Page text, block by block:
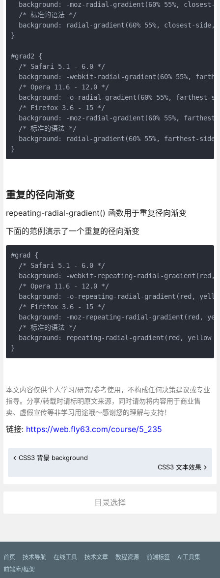
background : -moz- radial-gradient (60% 55%, closest-
/* 标准的语法 */
background : radial-gradient (60% 55%, closest-side,
}
#grad2 {
/* Safari 5.1 - 6.0 */
background : -webkit- radial-gradient (60% 55%,
/* Opera 11.6 - 12.0 */
background : -o- radial-gradient (60% 55%, farthest-
/* Firefox 3.6 - 15 */
background : -moz- radial-gradient (60% 55%, farthest
/* 标准的语法 */
background : radial-gradient (60% 55%, farthest-side
}
重复的径向渐变
repeating-radial-gradient() 函数用于重复径向渐变
下面的范例演示了一个重复的径向渐变
#grad
{
/* Safari 5.1 - 6.0 */
background : -webkit- repeating-radial-gradient ( red ,
/* Opera 11.6 - 12.0 */
background : -o- repeating-radial-gradient ( red ,
/* Firefox 3.6 - 15 */
background : -moz- repeating-radial-gradient ( red ,
/* 标准的语法 */
background : repeating-radial-gradient ( red , yellow
}
本文内容仅供个人学习/研究/参考使用，不构成任何决策建议或专业
指导。分享/转载时请标明原文来源，同时请勿将内容用于商业售
卖、虚假宣传等非学习用途哦～感谢您的理解与支持！
链接: https://web.fly63.com/course/5_235
CSS3 背景 background
CSS3 文本效果
目录选择
首页 技术导航 在线工具 技术文章 教程资源 前端标签
AI工具集
前端库/框架